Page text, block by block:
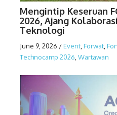
Mengintip Keseruan
2026, Ajang
Teknologi
June 9, 2026 /Event Forwat
Technocamp 2026 Wartawan